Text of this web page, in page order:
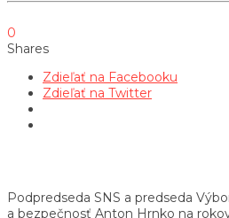
0
Shares
Zdieľať na Facebooku
Zdieľať na Twitter
Podpredseda SNS a predseda
a bezpečnosť Anton Hrnko na